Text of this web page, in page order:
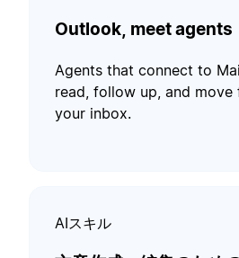
Outlook, meet agents
Agents that connect to
read, follow up, and
your inbox.
AIスキル